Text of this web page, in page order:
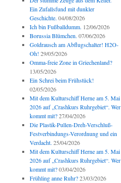
Ein Zufallsfund mit dunkler
Geschichte. 04/08/2026
Ich bin Fußballdumm. 12/06/2026
Borussia Blümchen. 07/06/2026
Goldrausch am Abflugschalter! H2O-
Oh! 29/05/2026
Omma-freie Zone in Griechenland?
13/05/2026
Ein Schrei beim Frühstück!
02/05/2026
Mit dem Kulturschiff Herne am 5. Mai
2026 auf „Crashkurs Ruhrgebiet“. Wer
kommt mit? 27/04/2026
Die Plastik-Pullen-Dreh-Verschluß-
Festverbindungs-Verordnung und ein
Verdacht. 25/04/2026
Mit dem Kulturschiff Herne am 5. Mai
2026 auf „Crashkurs Ruhrgebiet“. Wer
kommt mit? 03/04/2026
Frühling anne Ruhr? 23/03/2026